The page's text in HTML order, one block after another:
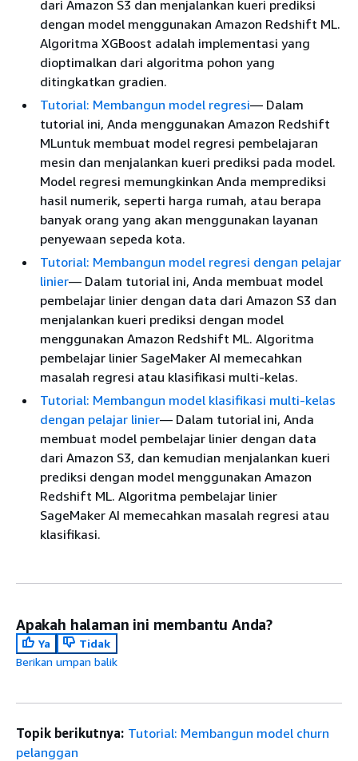
dari Amazon S3 dan menjalankan kueri prediksi
dengan model menggunakan Amazon Redshift ML.
Algoritma XGBoost adalah implementasi yang
dioptimalkan dari algoritma pohon yang
ditingkatkan gradien.
Tutorial: Membangun model regresi— Dalam
tutorial ini, Anda menggunakan Amazon Redshift
MLuntuk membuat model regresi pembelajaran
mesin dan menjalankan kueri prediksi pada model.
Model regresi memungkinkan Anda memprediksi
hasil numerik, seperti harga rumah, atau berapa
banyak orang yang akan menggunakan layanan
penyewaan sepeda kota.
Tutorial: Membangun model regresi dengan pelajar
linier— Dalam tutorial ini, Anda membuat model
pembelajar linier dengan data dari Amazon S3 dan
menjalankan kueri prediksi dengan model
menggunakan Amazon Redshift ML. Algoritma
pembelajar linier SageMaker AI memecahkan
masalah regresi atau klasifikasi multi-kelas.
Tutorial: Membangun model klasifikasi multi-kelas
dengan pelajar linier— Dalam tutorial ini, Anda
membuat model pembelajar linier dengan data
dari Amazon S3, dan kemudian menjalankan kueri
prediksi dengan model menggunakan Amazon
Redshift ML. Algoritma pembelajar linier
SageMaker AI memecahkan masalah regresi atau
klasifikasi.
Apakah halaman ini membantu Anda?
Ya
Tidak
Berikan umpan balik
Topik berikutnya: Tutorial: Membangun model churn
pelanggan